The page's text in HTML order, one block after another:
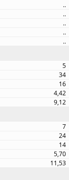
..
..
..
..
..
5
34
16
4,42
9,12
7
24
14
5,70
11,53